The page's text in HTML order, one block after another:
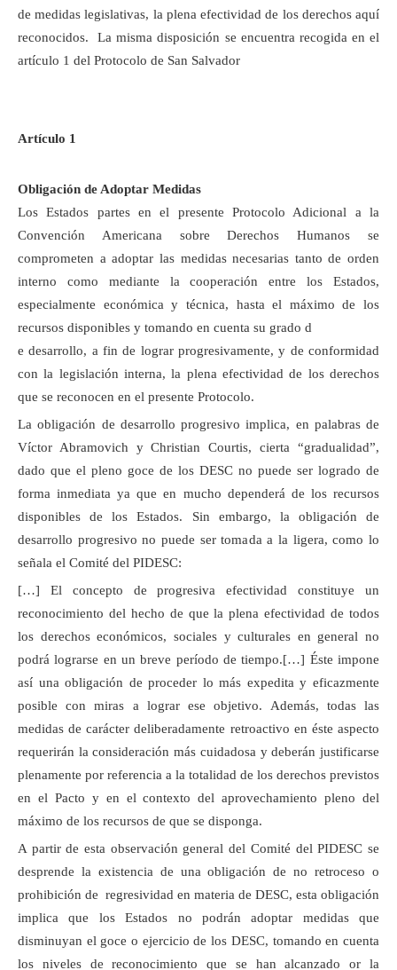
de medidas legislativas, la plena efectividad de los derechos aquí
reconocidos. La misma disposición se encuentra recogida en el
artículo 1 del Protocolo de San Salvador
Artículo 1
Obligación de Adoptar Medidas
Los Estados partes en el presente Protocolo Adicional a la
Convención Americana sobre Derechos Humanos se
comprometen a adoptar las medidas necesarias tanto de orden
interno como mediante la cooperación entre los Estados,
especialmente económica y técnica, hasta el máximo de los
recursos disponibles y tomando en cuenta su grado d
e desarrollo, a fin de lograr progresivamente, y de conformidad
con la legislación interna, la plena efectividad de los derechos
que se reconocen en el presente Protocolo.
La obligación de desarrollo progresivo implica, en palabras de
Víctor Abramovich y Christian Courtis, cierta “gradualidad”,
dado que el pleno goce de los DESC no puede ser logrado de
forma inmediata ya que en mucho dependerá de los recursos
disponibles de los Estados. Sin embargo, la obligación de
desarrollo progresivo no puede ser tomada a la ligera, como lo
señala el Comité del PIDESC:
[…] El concepto de progresiva efectividad constituye un
reconocimiento del hecho de que la plena efectividad de todos
los derechos económicos, sociales y culturales en general no
podrá lograrse en un breve período de tiempo.[…] Éste impone
así una obligación de proceder lo más expedita y eficazmente
posible con miras a lograr ese objetivo. Además, todas las
medidas de carácter deliberadamente retroactivo en éste aspecto
requerirán la consideración más cuidadosa y deberán justificarse
plenamente por referencia a la totalidad de los derechos previstos
en el Pacto y en el contexto del aprovechamiento pleno del
máximo de los recursos de que se disponga.
A partir de esta observación general del Comité del PIDESC se
desprende la existencia de una obligación de no retroceso o
prohibición de regresividad en materia de DESC, esta obligación
implica que los Estados no podrán adoptar medidas que
disminuyan el goce o ejercicio de los DESC, tomando en cuenta
los niveles de reconocimiento que se han alcanzado or la